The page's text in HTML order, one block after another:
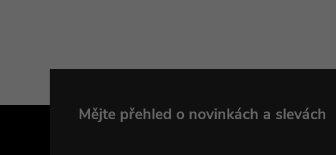
Mějte přehled o novinkách a slevách